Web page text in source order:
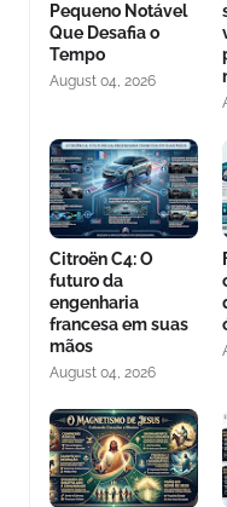
Pequeno Notável
Que Desafia o
Tempo
August 04, 2026
Citroën C4: O
futuro da
engenharia
francesa em suas
mãos
August 04, 2026